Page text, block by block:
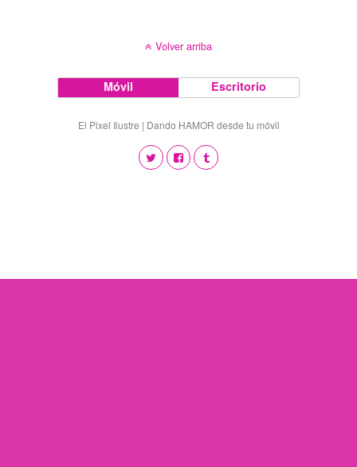
Volver arriba
Móvil Escritorio
El Pixel Ilustre | Dando HAMOR desde tu móvil